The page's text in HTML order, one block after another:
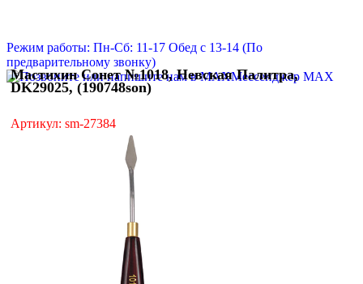
Режим работы: Пн-Сб: 11-17 Обед с 13-14 (По
предварительному звонку)
Мессенджер MAX
Мастихин Сонет №1018, Невская Палитра,
DK29025, (190748son)
Артикул: sm-27384